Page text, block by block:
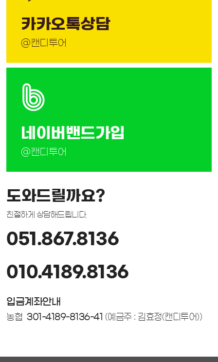
카카오톡상담
@캔디투어
네이버밴드가입
@캔디투어
도와드릴까요?
친절하게 상담해드립니다.
051.867.8136
010.4189.8136
입금계좌안내
농협 301-4189-8136-41 (예금주 : 김효정(캔디투어))